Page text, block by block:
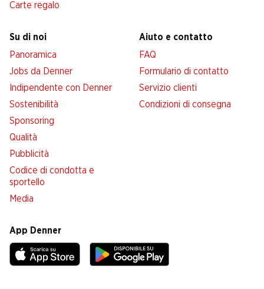
Carte regalo
Su di noi
Panoramica
Jobs da Denner
Indipendente con Denner
Sostenibilità
Sponsoring
Qualità
Pubblicità
Codice di condotta e
sportello
Media
Aiuto e contatto
FAQ
Formulario di contatto
Servizio clienti
Condizioni di consegna
App Denner